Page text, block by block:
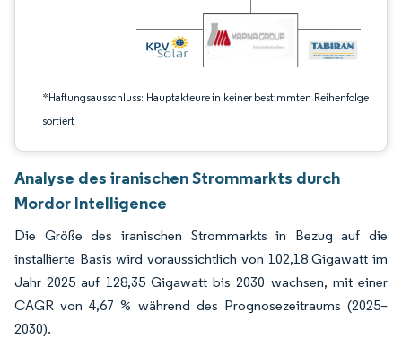
*Haftungsausschluss: Hauptakteure in keiner bestimmten Reihenfolge
sortiert
Analyse des iranischen Strommarkts durch
Mordor Intelligence
Die Größe des iranischen Strommarkts in Bezug auf die
installierte Basis wird voraussichtlich von 102,18 Gigawatt im
Jahr 2025 auf 128,35 Gigawatt bis 2030 wachsen, mit einer
CAGR von 4,67 % während des Prognosezeitraums (2025–
2030).